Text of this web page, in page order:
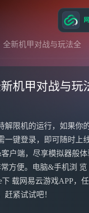
全新机甲对战与玩法全
机甲对战与玩
解限机的运行，如果你
一键登录，即可随时上
户端，尽享模拟器般
方便。电脑&手机浏
载网易云游戏APP，
紧试试吧！